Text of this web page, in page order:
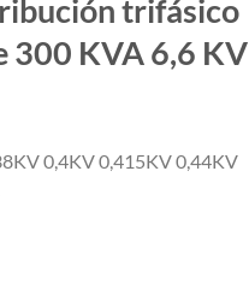
trifásico
300 KVA 6,6 KV
0,4KV 0,415KV 0,44KV